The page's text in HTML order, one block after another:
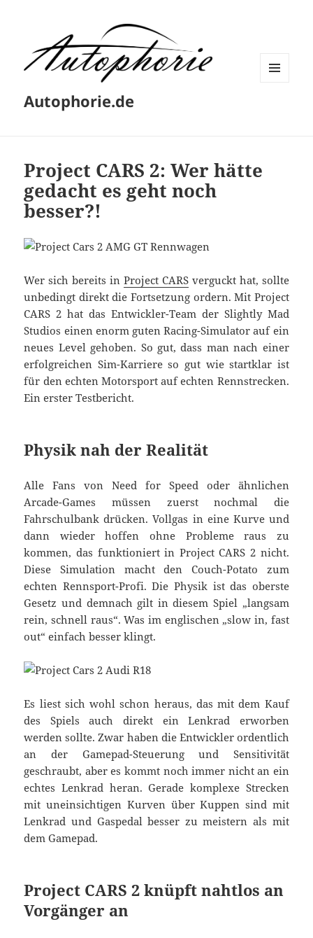
Autophorie.de
Project CARS 2: Wer hätte
gedacht es geht noch
besser?!
Wer sich bereits in Project CARSverguckt hat, sollte
unbedingt direkt die Fortsetzung ordern. Mit Project
CARS 2 hat das Entwickler-Team der Slightly Mad
Studios einen enorm guten Racing-Simulator auf ein
neues Level gehoben. So gut, dass man nach einer
erfolgreichen Sim-Karriere so gut wie startklar ist
für den echten Motorsport auf echten Rennstrecken.
Ein erster Testbericht.
Physik nah der Realität
Alle Fans von Need for Speed oder ähnlichen
Arcade-Games müssen zuerst nochmal die
Fahrschulbank drücken. Vollgas in eine Kurve und
dann wieder hoffen ohne Probleme raus zu
kommen, das funktioniert in Project CARS 2 nicht.
Diese Simulation macht den Couch-Potato zum
echten Rennsport-Profi. Die Physik ist das oberste
Gesetz und demnach gilt in diesem Spiel „langsam
rein, schnell raus“. Was im englischen „slow in, fast
out“ einfach besser klingt.
Es liest sich wohl schon heraus, das mit dem Kauf
des Spiels auch direkt ein Lenkrad erworben
werden sollte. Zwar haben die Entwickler ordentlich
an der Gamepad-Steuerung und Sensitivität
geschraubt, aber es kommt noch immer nicht an ein
echtes Lenkrad heran. Gerade komplexe Strecken
mit uneinsichtigen Kurven über Kuppen sind mit
Lenkrad und Gaspedal besser zu meistern als mit
dem Gamepad.
Project CARS 2 knüpft nahtlos an
Vorgänger an